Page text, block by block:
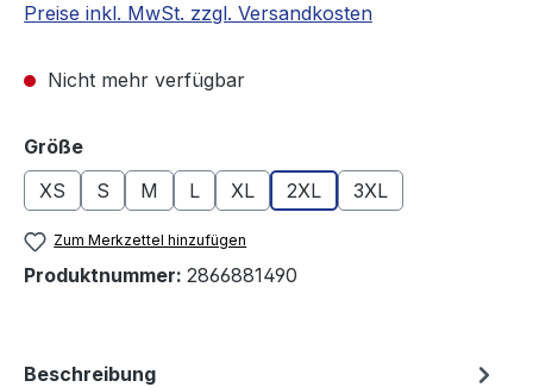
Preise inkl. MwSt. zzgl. Versandkosten
Nicht mehr verfügbar
Größeauswählen
XS
S M L XL 2XL 3XL
Zum Merkzettel hinzufügen
Produktnummer: 2866881490
Beschreibung